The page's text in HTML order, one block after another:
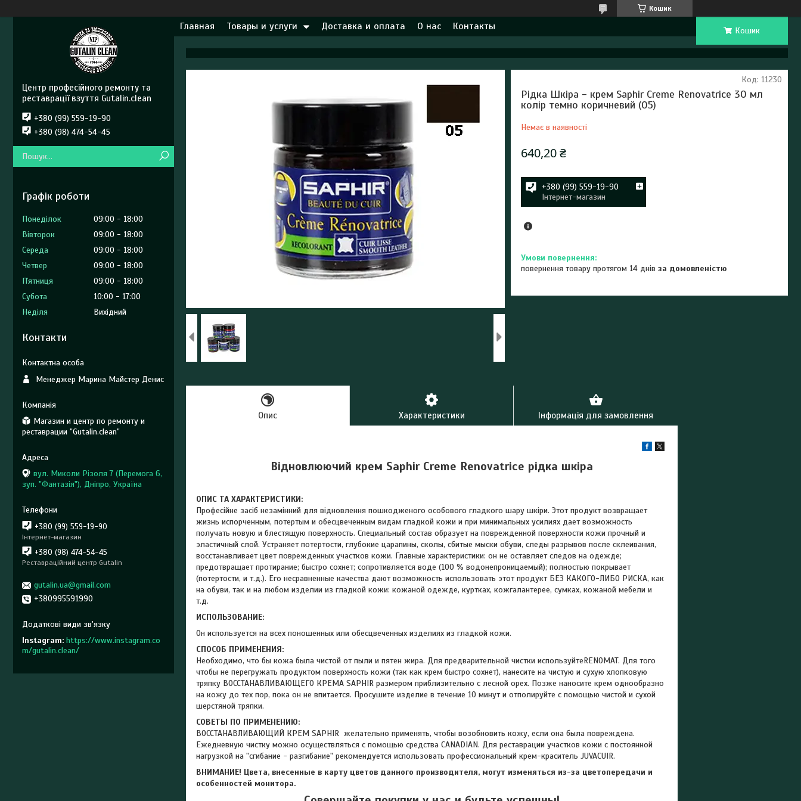
Кошик
Главная Товары и услуги Доставка и оплата О нас Контакты Кошик
Рідка Шкіра - крем Saphir Creme Renovatrice 30 мл
колір темно коричневий (05)
Немає в наявності
Код: 11230
640,20 ₴
+380 (99) 559-19-90
Інтернет-магазин
повернення товару протягом 14 днівза домовленістю
Опис Характеристики Інформація для замовлення
Відновлюючий крем Saphir Creme Renovatrice рідка шкіра
ОПИС ТА ХАРАКТЕРИСТИКИ:
Професійне засіб незамінний для відновлення пошкодженого особового гладкого шару шкіри. Этот продукт возвращает
жизнь испорченным, потертым и обесцвеченным видам гладкой кожи и при минимальных усилиях дает возможность
получать новую и блестящую поверхность. Специальный состав образует на поврежденной поверхности кожи прочный и
эластичный слой. Устраняет потертости, глубокие царапины, сколы, сбитые мыски обуви, следы разрывов после склеивания,
восстанавливает цвет поврежденных участков кожи. Главные характеристики: он не оставляет следов на одежде;
предотвращает протирание; быстро сохнет; сопротивляется воде (100 % водонепроницаемый); полностью покрывает
(потертости, и т.д.). Его несравненные качества дают возможность использовать этот продукт БЕЗ КАКОГО-ЛИБО РИСКА, как
на обуви, так и на любом изделии из гладкой кожи: кожаной одежде, куртках, кожгалантерее, сумках, кожаной мебели и
т.д.
ИСПОЛЬЗОВАНИЕ:
Он используется на всех поношенных или обесцвеченных изделиях из гладкой кожи.
СПОСОБ ПРИМЕНЕНИЯ:
Необходимо, что бы кожа была чистой от пыли и пятен жира. Для предварительной чистки используйтеRENOMAT. Для того
чтобы не перегружать продуктом поверхность кожи (так как крем быстро сохнет), нанесите на чистую и сухую хлопковую
тряпку ВОССТАНАВЛИВАЮЩЕГО КРЕМА SAPHIR размером приблизительно с лесной орех. Позже наносите крем однообразно
на кожу до тех пор, пока он не впитается. Просушите изделие в течение 10 минут и отполируйте с помощью чистой и сухой
шерстяной тряпки.
СОВЕТЫ ПО ПРИМЕНЕНИЮ:
ВОССТАНАВЛИВАЮЩИЙ КРЕМ SAPHIR желательно применять, чтобы возобновить кожу, если она была повреждена.
Ежедневную чистку можно осуществляться с помощью средства CANADIAN. Для реставрации участков кожи с постоянной
нагрузкой на "сгибание - разгибание" рекомендуется использовать профессиональный крем-краситель JUVACUIR.
ВНИМАНИЕ! Цвета, внесенные в карту цветов данного производителя, могут изменяться из-за цветопередачи и
особенностей монитора.
Центр професійного ремонту та
реставрації взуття Gutalin.clean
+380 (99) 559-19-90
+380 (98) 474-54-45
Графік роботи
Понеділок 09:00
18:00
Вівторок
09:00
18:00
Середа
09:00
18:00
Четвер
09:00
18:00
Пʼятниця
09:00
18:00
Субота
10:00
17:00
Неділя
Вихідний
Контакти
Менеджер Марина Майстер Денис
Магазин и центр по ремонту и
реставрации "Gutalin.clean"
вул. Миколи Різоля 7 (Перемога 6,
зуп. "Фантазія"), Дніпро, Україна
+380 (99) 559-19-90
Інтернет-магазин
+380 (98) 474-54-45
Реставраційний центр Gutalin
gutalin.ua@gmail.com
+380995591990
Instagram https://www.instagram.co
m/gutalin.clean/